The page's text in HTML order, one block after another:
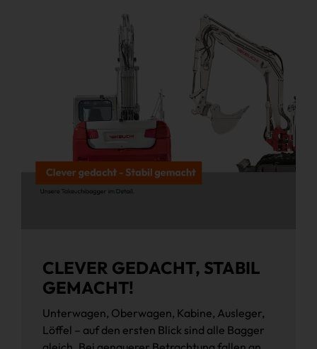
CLEVER GEDACHT, STABIL
GEMACHT!
Unterwagen, Oberwagen, Kabine, Ausleger,
Löffel – auf den ersten Blick sind alle Bagger